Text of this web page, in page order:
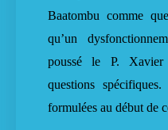
Baatombu comme
qu’un
poussé le P.
questions
formulées au début de